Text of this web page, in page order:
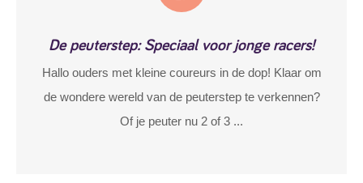
De peuterstep: Speciaal voor jonge racers!
Hallo ouders met kleine coureurs in de dop! Klaar om
de wondere wereld van de peuterstep te verkennen?
Of je peuter nu 2 of 3 ...